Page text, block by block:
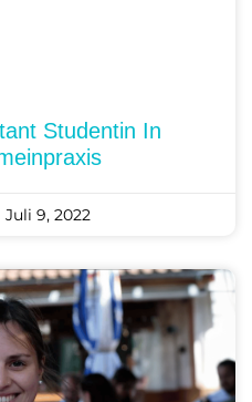
Studentin In
Juli 9, 2022